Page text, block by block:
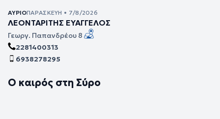
ΑΎΡΙΟΠΑΡΑΣΚΕΥΉ • 7/8/2026
ΛΕΟΝΤΑΡΙΤΗΣ ΕΥΑΓΓΕΛΟΣ
Γεωργ. Παπανδρέου 8
2281400313
6938278295
Ο καιρός στη Σύρο